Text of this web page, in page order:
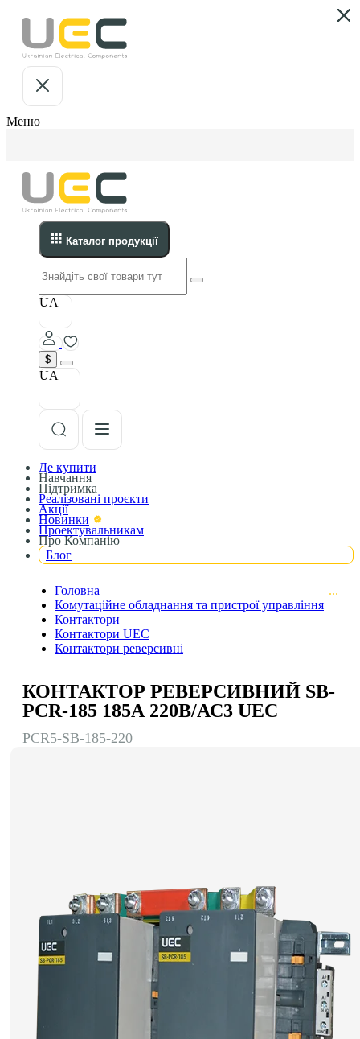
Меню
Каталог продукції
UA
$
UA
Де купити
Навчання
Підтримка
Реалізовані проєкти
Акції
Новинки
Проектувальникам
Про Компанію
Блог
Головна
Комутаційне обладнання та пристрої управління
Контактори
Контактори UEC
Контактори реверсивні
КОНТАКТОР РЕВЕРСИВНИЙ SB-
РCR-185 185А 220В/АС3 UEC
PCR5-SB-185-220